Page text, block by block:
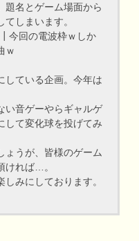
題名とゲーム場面から
しまいます。
回の電波枠ｗしか
ｗ
している企画。今年は
い音ゲーやらギャルゲ
して変化球を投げてみ
ょうが、皆様のゲーム
ければ…。
みにしております。